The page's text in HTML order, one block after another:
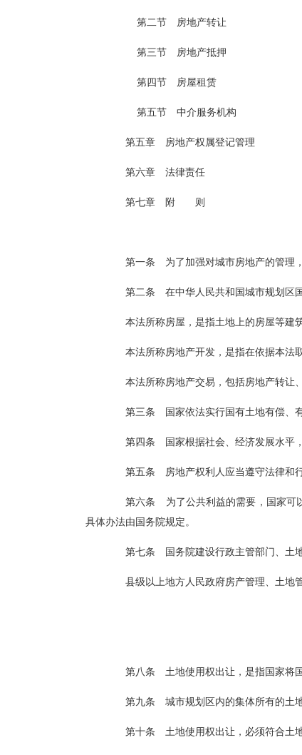
第二节 房地产转让
第三节 房地产抵押
第四节 房屋租赁
第五节 中介服务机构
第五章 房地产权属登记管理
第六章 法律责任
第七章 附 则
第一条 为了加强对城市房地产的管理，维护
第二条 在中华人民共和国城市规划区国有土
本法所称房屋，是指土地上的房屋等建筑
本法所称房地产开发，是指在依据本法取
本法所称房地产交易，包括房地产转让、
第三条 国家依法实行国有土地有偿、
第四条 国家根据社会、经济发展水平，
第五条 房地产权利人应当遵守法律和行政法规
第六条 为了公共利益的需要，国家可以征
具体办法由国务院规定。
第七条 国务院建设行政主管部门、土地管
县级以上地方人民政府房产管理、土地管理部门
第八条 土地使用权出让，是指国家将国有
第九条 城市规划区内的集体所有的土地
第十条 土地使用权出让，必须符合土地